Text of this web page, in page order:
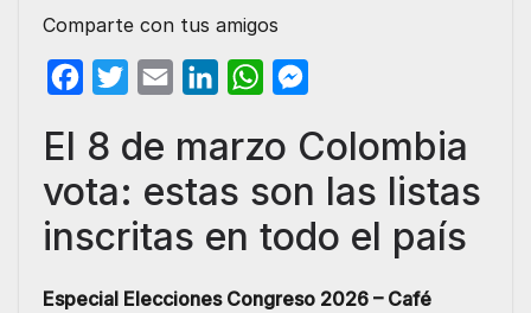
Comparte con tus amigos
c
e
o
o
i
t
t
e
r
a
i
n
k
d
I
W
a
t
s
A
p
s
s
e
n
g
El 8 de marzo Colombia
vota: estas son las listas
inscritas en todo el país
Especial Elecciones Congreso 2026 – Café